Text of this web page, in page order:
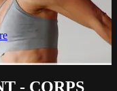
- CORPS